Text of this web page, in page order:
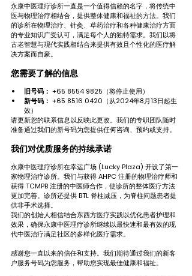
永康中医理疗诊所一直是一个值得信赖的名字，将传统中
医与物理治疗相结合，提供整体健康和福祉的方法。我们
的诊所在物理治疗、针灸、草药治疗和各种健康治疗方面
的专业知识广受认可，满足每个人的独特需求。我们以将
古老智慧与现代实践相结合来提供有效且个性化的医疗解
决方案而自豪。
您需要了解的信息
旧号码： +65 8554 9825（将停止使用）
新号码： +65 8516 0420（从2024年8月13日起生
效）
请更新您的联系信息以反映此更改。我们的专职团队随时
准备通过我们的新号码为您提供任何咨询、预约或支持。
我们对优质服务的持续承诺
永康中医理疗诊所在幸运广场 (Lucky Plaza) 开设了第一
家物理治疗诊所。我们与获得 AHPC 注册的物理治疗师和
获得 TCMPB 注册的中医师合作，使诊所的整体医疗方法
更加完善。诊所还提供 BTL 脊柱减压，为脊柱问题患者提
供非手术选择。
我们的创始人相信结合东西方医疗实践以优化患者护理和
效果，确保永康中医理疗诊所继续以最快速和最有效的现
代中医治疗满足社区的多样化医疗需求。
感谢您一直以来的信任和支持。我们期待通过我们的新客
户服务号码为您服务，帮助您实现最佳健康和福祉。